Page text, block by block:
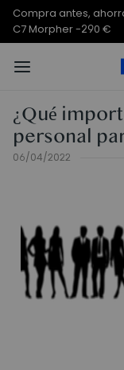
Compra antes, ahorra
Plus -200 €
¿Qué
personal
06/04/2022